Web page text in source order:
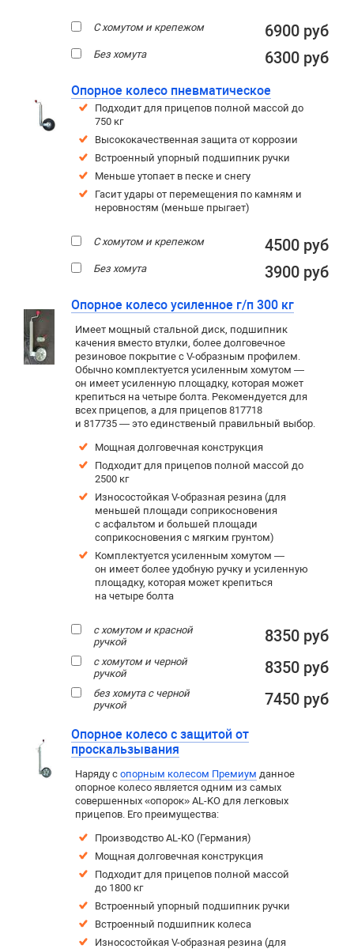
С хомутом и крепежом 6900 руб
Без хомута 6300 руб
Опорное колесо пневматическое
Подходит для прицепов полной массой до
750 кг
Высококачественная защита от коррозии
Встроенный упорный подшипник ручки
Меньше утопает в песке и снегу
Гасит удары от перемещения по камням и
неровностям (меньше прыгает)
С хомутом и крепежом 4500 руб
Без хомута 3900 руб
Опорное колесо усиленное г/п 300 кг
Имеет мощный стальной диск, подшипник
качения вместо втулки, более долговечное
резиновое покрытие c V-образным профилем.
Обычно комплектуется усиленным хомутом —
он имеет усиленную площадку, которая может
крепиться на четыре болта. Рекомендуется для
всех прицепов, а для прицепов 817718
и 817735 — это единственый правильный выбор.
Мощная долговечная конструкция
Подходит для прицепов полной массой до
2500 кг
Износостойкая V-образная резина (для
меньшей площади соприкосновения
с асфальтом и большей площади
соприкосновения с мягким грунтом)
Комплектуется усиленным хомутом —
он имеет более удобную ручку и усиленную
площадку, которая может крепиться
на четыре болта
с хомутом и красной
ручкой
8350 руб
с хомутом и черной
ручкой
8350 руб
без хомута с черной
ручкой
7450 руб
Опорное колесо с защитой от
проскальзывания
Наряду с опорным колесом Премиум данное
опорное колесо является одним из самых
совершенных «опорок» AL-KO для легковых
прицепов. Его преимущества:
Производство AL-KO (Германия)
Мощная долговечная конструкция
Подходит для прицепов полной массой
до 1800 кг
Встроенный упорный подшипник ручки
Встроенный подшипник колеса
Износостойкая V-образная резина (для